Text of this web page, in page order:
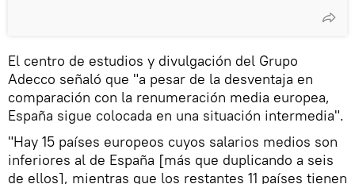
El centro de estudios y divulgación del Grupo
Adecco señaló que "a pesar de la desventaja en
comparación con la renumeración media europea,
España sigue colocada en una situación intermedia".
"Hay 15 países europeos cuyos salarios medios son
inferiores al de España [más que duplicando a seis
de ellos], mientras que los restantes 11 países tienen